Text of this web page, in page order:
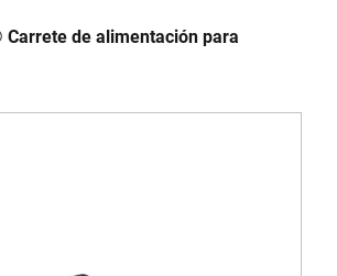
Carrete de alimentación para